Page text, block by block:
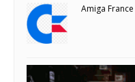
Amiga France